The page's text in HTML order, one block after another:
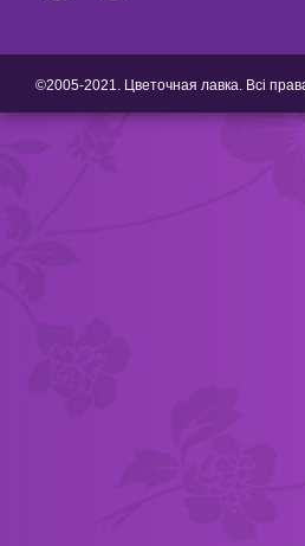
©2005-2021. Цветочная лавка. Всі